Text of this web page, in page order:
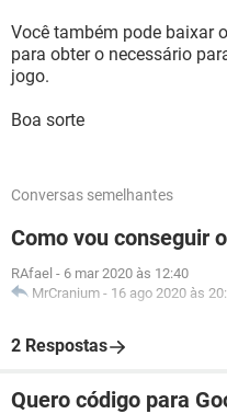
Você também pode baixar
para obter o necessário
jogo.
Boa sorte
Conversas semelhantes
Como vou conseguir
RAfael - 6 mar 2020 às 12:40
MrCranium - 16 ago 2020 às
2 Respostas
Quero código para